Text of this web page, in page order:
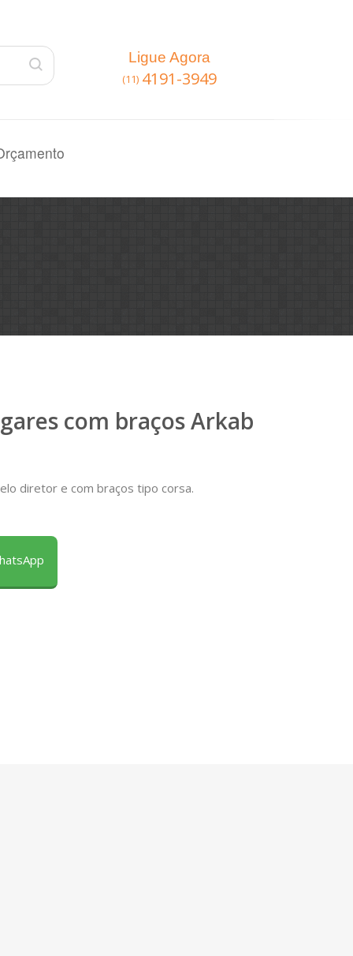
Ligue Agora
(11) 4191-3949
com braços Arkab
diretor e com braços tipo corsa.